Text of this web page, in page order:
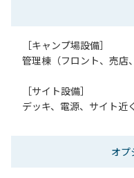
［キャンプ場設備］
管理棟（フロント、売店
［サイト設備］
デッキ、電源、サイト近
オプ